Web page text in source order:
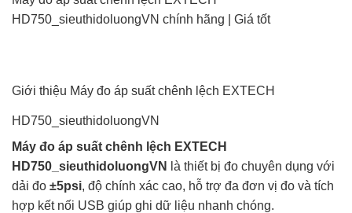
HD750_sieuthidoluongVN chính hãng | Giá tốt
Giới thiệu Máy đo áp suất chênh lệch EXTECH
HD750_sieuthidoluongVN
Máy đo áp suất chênh lệch EXTECH
HD750_sieuthidoluongVN
là thiết bị đo chuyên dụng với
dải đo ±5psi, độ chính xác cao, hỗ trợ đa đơn vị đo và tích
hợp kết nối USB giúp ghi dữ liệu nhanh chóng.